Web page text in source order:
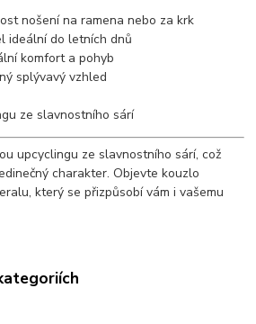
nošení na ramena nebo za krk
ideální do letních dnů
komfort a pohyb
splývavý vzhled
ze slavnostního sárí
upcyclingu ze slavnostního sárí, což
charakter. Objevte kouzlo
který se přizpůsobí vám i vašemu